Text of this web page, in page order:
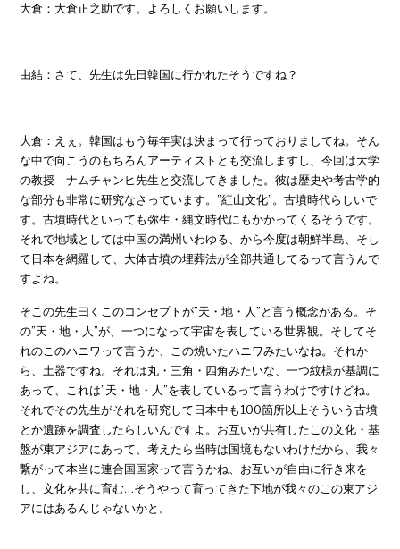
大倉：大倉正之助です。よろしくお願いします。
由結：さて、先生は先日韓国に行かれたそうですね？
大倉：えぇ。韓国はもう毎年実は決まって行っておりましてね。そん
な中で向こうのもちろんアーティストとも交流しますし、今回は大学
の教授 ナムチャンヒ先生と交流してきました。彼は歴史や考古学的
な部分も非常に研究なさっています。”紅山文化”。古墳時代らしいで
す。古墳時代といっても弥生・縄文時代にもかかってくるそうです。
それで地域としては中国の満州いわゆる、から今度は朝鮮半島、そし
て日本を網羅して、大体古墳の埋葬法が全部共通してるって言うんで
すよね。
そこの先生曰くこのコンセプトが”天・地・人”と言う概念がある。そ
の”天・地・人”が、一つになって宇宙を表している世界観。そしてそ
れのこのハニワって言うか、この焼いたハニワみたいなね。それか
ら、土器ですね。それは丸・三角・四角みたいな、一つ紋様が基調に
あって、これは”天・地・人”を表しているって言うわけですけどね。
それでその先生がそれを研究して日本中も100箇所以上そういう古墳
とか遺跡を調査したらしいんですよ。お互いが共有したこの文化・基
盤が東アジアにあって、考えたら当時は国境もないわけだから、我々
繋がって本当に連合国国家って言うかね、お互いが自由に行き来を
し、文化を共に育む…そうやって育ってきた下地が我々のこの東アジ
アにはあるんじゃないかと。